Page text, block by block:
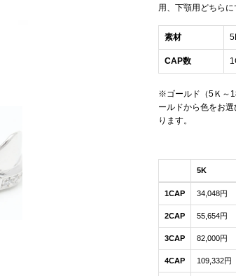
用、下顎用どちら
素材
CAP数
※ゴールド（5Ｋ～
ールドから色をお
ります。
5K
1CAP 34,048円
2CAP 55,654円
3CAP 82,000円
4CAP 109,332円